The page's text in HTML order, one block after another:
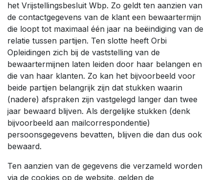
het Vrijstellingsbesluit Wbp. Zo geldt ten aanzien van
de contactgegevens van de klant een bewaartermijn
die loopt tot maximaal één jaar na beëindiging van de
relatie tussen partijen. Ten slotte heeft Orbi
Opleidingen zich bij de vaststelling van de
bewaartermijnen laten leiden door haar belangen en
die van haar klanten. Zo kan het bijvoorbeeld voor
beide partijen belangrijk zijn dat stukken waarin
(nadere) afspraken zijn vastgelegd langer dan twee
jaar bewaard blijven. Als dergelijke stukken (denk
bijvoorbeeld aan mailcorrespondentie)
persoonsgegevens bevatten, blijven die dan dus ook
bewaard.
Ten aanzien van de gegevens die verzameld worden
via de cookies op de website, gelden de